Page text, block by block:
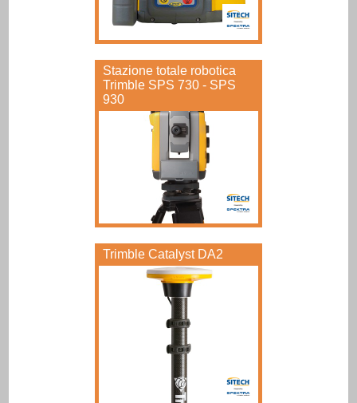
Stazione totale robotica
Trimble SPS 730 - SPS
930
Trimble Catalyst DA2